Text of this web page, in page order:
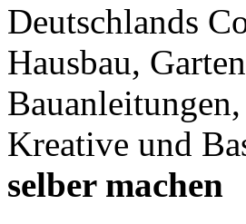
Deutschlands
Hausbau,
Kreative und
selber machen